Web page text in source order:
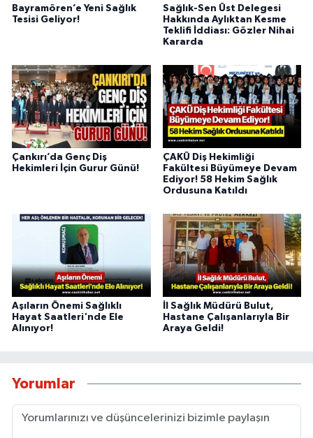
Bayramören’e Yeni Sağlık
Tesisi Geliyor!
Sağlık-Sen Üst Delegesi
Hakkında Aylıktan Kesme
Teklifi İddiası: Gözler Nihai
Kararda
Çankırı’da Genç Diş
Hekimleri İçin Gurur Günü!
ÇAKÜ Diş Hekimliği
Fakültesi Büyümeye Devam
Ediyor! 58 Hekim Sağlık
Ordusuna Katıldı
Aşıların Önemi Sağlıklı
Hayat Saatleri'nde Ele
Alınıyor!
İl Sağlık Müdürü Bulut,
Hastane Çalışanlarıyla Bir
Araya Geldi!
Yorumlar